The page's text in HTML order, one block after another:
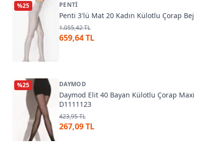
%25 PENTI
Penti 3'lü Mat 20 Kadın Külotlu Çorap Bej
1.055,42 TL
659,64 TL
%25 DAYMOD
Daymod Elit 40 Bayan Külotlu Çorap Maxi
D1111123
423,95 TL
267,09 TL